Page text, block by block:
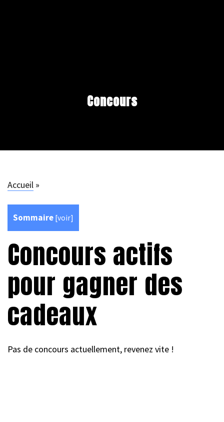
Concours
Accueil »
Sommaire [voir]
Concours actifs
pour gagner des
cadeaux
Pas de concours actuellement, revenez vite !